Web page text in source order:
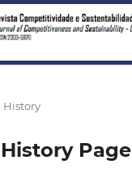
History
Page